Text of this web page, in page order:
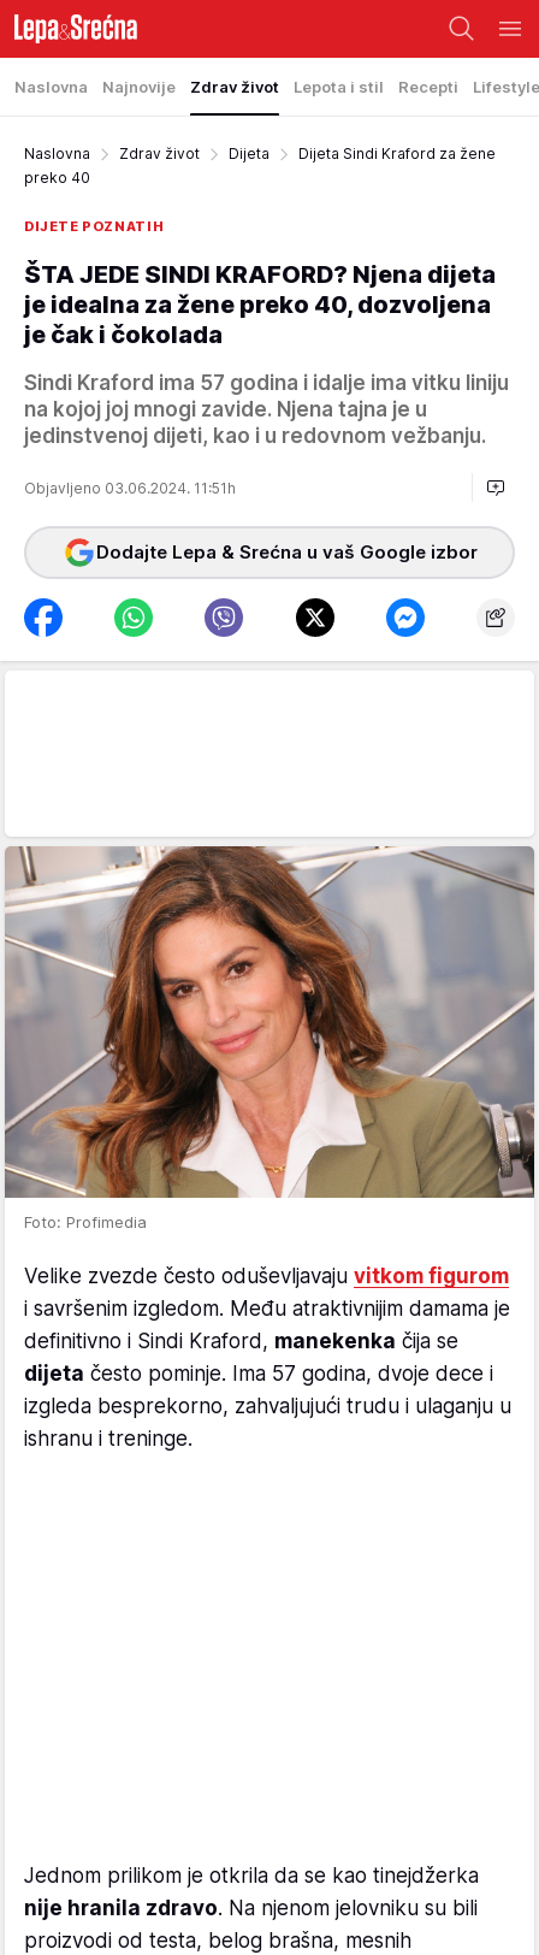
Naslovna Najnovije Zdrav život Lepota i stil Recepti Lifestyle
Naslovna Zdrav život Dijeta
Dijeta Sindi Kraford za žene
preko 40
DIJETE POZNATIH
ŠTA JEDE SINDI KRAFORD? Njena dijeta
je idealna za žene preko 40, dozvoljena
je čak i čokolada
Sindi Kraford ima 57 godina i idalje ima vitku liniju
na kojoj joj mnogi zavide. Njena tajna je u
jedinstvenoj dijeti, kao i u redovnom vežbanju.
Objavljeno 03.06.2024. 11:51h
Dodajte Lepa & Srećna u vaš Google izbor
Foto: Profimedia
Velike zvezde često oduševljavaju vitkom figurom
i savršenim izgledom. Među atraktivnijim damama je
definitivno i Sindi Kraford, manekenka čija se
dijeta često pominje. Ima 57 godina, dvoje dece i
izgleda besprekorno, zahvaljujući trudu i ulaganju u
ishranu i treninge.
Jednom prilikom je otkrila da se kao tinejdžerka
nije hranila zdravo. Na njenom jelovniku su bili
proizvodi od testa, belog brašna, mesnih